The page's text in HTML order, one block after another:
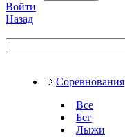
Войти
Назад
Соревнования
Все
Бег
Лыжи